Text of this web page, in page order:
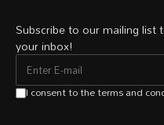
Subscribe to our mailing list
your inbox!
I consent to the terms and